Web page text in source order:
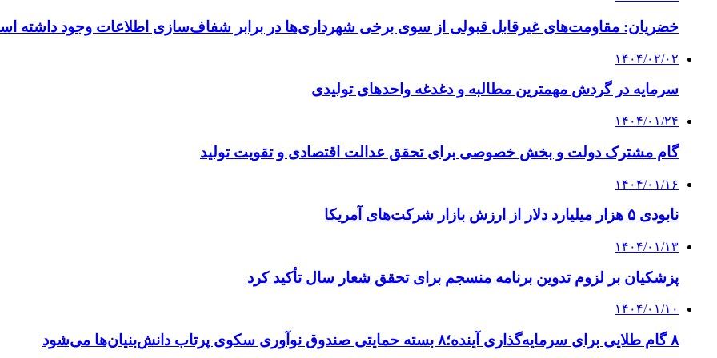
خضریان: مقاومت‌های غیرقابل قبولی از سوی برخی شهرداری‌ها در برابر شفاف‌سازی اطلاعات وجود داشته
۱۴۰۴/۰۲/۰۲
سرمایه در گردش مهمترین مطالبه و دغدغه واحدهای تولیدی
۱۴۰۴/۰۱/۲۴
گام مشترک دولت و بخش خصوصی برای تحقق عدالت اقتصادی و تقویت تولید
۱۴۰۴/۰۱/۱۶
نابودی ۵ هزار میلیارد دلار از ارزش بازار شرکت‌های آمریکا
۱۴۰۴/۰۱/۱۳
پزشکیان بر لزوم تدوین برنامه منسجم برای تحقق شعار سال تأکید کرد
۱۴۰۴/۰۱/۱۰
۸ گام طلایی برای سرمایه‌گذاری آینده؛۸ بسته حمایتی صندوق نوآوری سکوی پرتاب دانش‌بنیان‌ها می‌شود